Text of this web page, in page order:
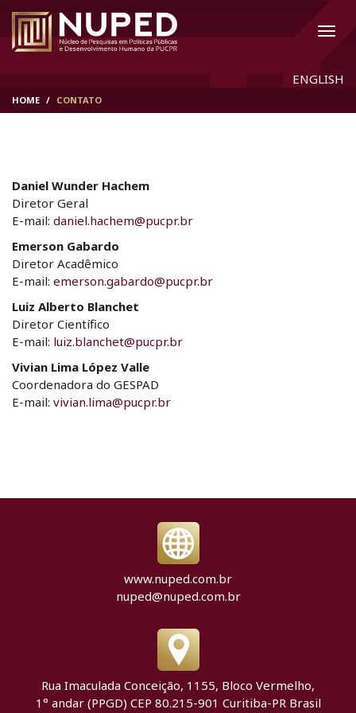
ENGLISH
HOME CONTATO
Daniel Wunder Hachem
Diretor Geral
E-mail: daniel.hachem@pucpr.br
Emerson Gabardo
Diretor Acadêmico
E-mail: emerson.gabardo@pucpr.br
Luiz Alberto Blanchet
Diretor Científico
E-mail: luiz.blanchet@pucpr.br
Vivian Lima López Valle
Coordenadora do GESPAD
E-mail: vivian.lima@pucpr.br
www.nuped.com.br
nuped@nuped.com.br
Rua Imaculada Conceição, 1155, Bloco Vermelho,
1° andar (PPGD) CEP 80.215-901 Curitiba-PR Brasil